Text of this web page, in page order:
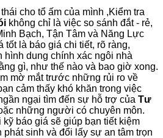
cho tổ ấm của mình ,Kiểm tra
không chỉ là việc so sánh đắt - rẻ,
Bạch, Tận Tâm và Năng Lực
tốt là báo giá chi tiết, rõ ràng,
hình dung chính xác ngôi nhà
gì, như thế nào và bao giờ xong.
mờ mắt trước những rủi ro về
cảm thấy khó khăn trong việc
ngại tìm đến sự hỗ trợ của Tư
những người có chuyên môn.
báo giá sẽ giúp bạn tiết kiệm
phát sinh và đổi lấy sự an tâm trọn